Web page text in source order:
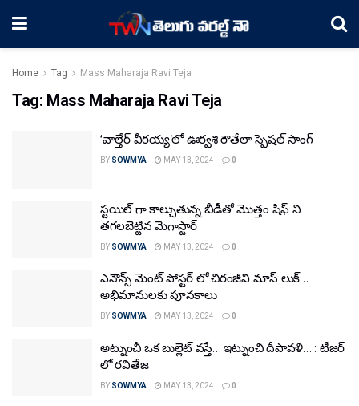
Home Tag Mass Maharaja Ravi Teja
Tag: Mass Maharaja Ravi Teja
‘వాల్తేర్ వీరయ్య’లో ఊర్వశి రౌతేలా స్పెషల్ సాంగ్
BY SOWMYA MAY 13, 2024 0
స్టయిల్ గా కాల్చుతున్న బీడీతో మొత్తం షిఫ్ ని
తగలబెట్టిన మెగాస్టార్
BY SOWMYA MAY 13, 2024 0
ఎనౌన్స్ మెంట్ పోస్టర్ లో చిరంజీవి మాస్ లుక్…
అభిమానులకు పూనకాలు
BY SOWMYA MAY 13, 2024 0
అట్నుంచీ ఒక బుల్లెట్ వస్తే… ఇట్నుంచి దీపావళి… : టీజర్
లో రవితేజ
BY SOWMYA MAY 13, 2024 0